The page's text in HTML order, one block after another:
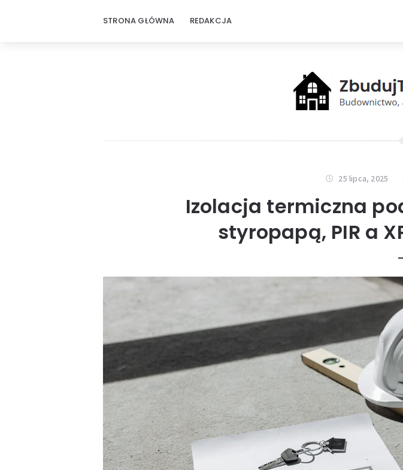
STRONA GŁÓWNA REDAKCJA
25 lipca, 2025
Izolacja termiczna
styropapą, PIR a